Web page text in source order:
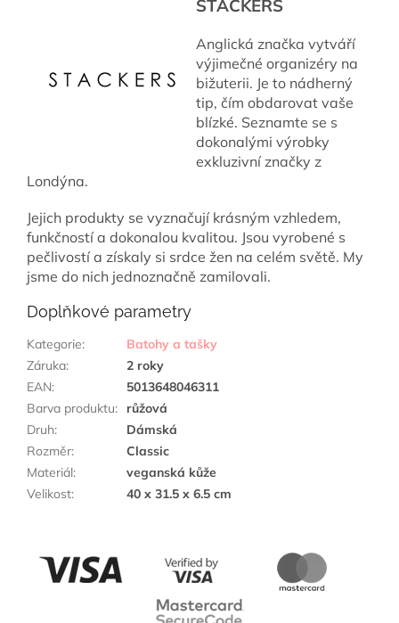
STACKERS
Anglická značka vytváří
výjimečné organizéry na
bižuterii. Je to nádherný
tip, čím obdarovat vaše
blízké. Seznamte se s
dokonalými výrobky
exkluzivní značky z
Londýna.
Jejich produkty se vyznačují krásným vzhledem,
funkčností a dokonalou kvalitou. Jsou vyrobené s
pečlivostí a získaly si srdce žen na celém světě. My
jsme do nich jednoznačně zamilovali.
Doplňkové parametry
Kategorie:
Batohy a tašky
Záruka:
2 roky
EAN:
5013648046311
Barva produktu:
růžová
Druh:
Dámská
Rozměr:
Classic
Materiál:
veganská kůže
Velikost: 40 x 31.5 x 6.5 cm